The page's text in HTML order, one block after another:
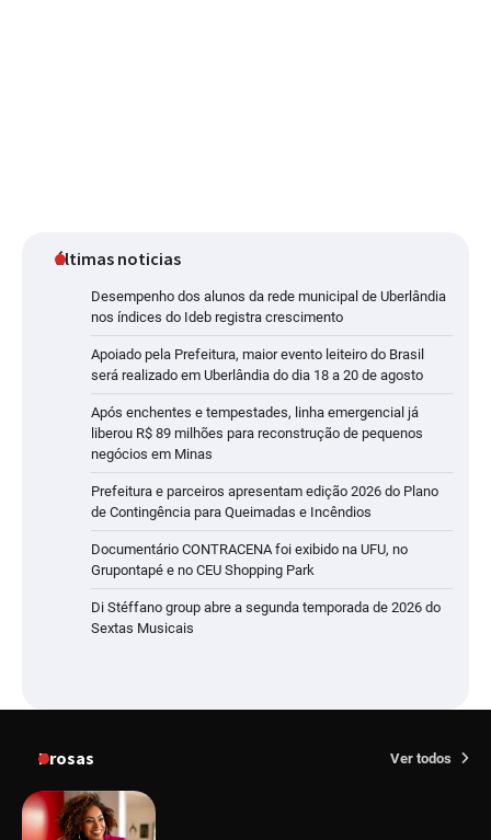
últimas noticias
Desempenho dos alunos da rede municipal de Uberlândia
nos índices do Ideb registra crescimento
Apoiado pela Prefeitura, maior evento leiteiro do Brasil
será realizado em Uberlândia do dia 18 a 20 de agosto
Após enchentes e tempestades, linha emergencial já
liberou R$ 89 milhões para reconstrução de pequenos
negócios em Minas
Prefeitura e parceiros apresentam edição 2026 do Plano
de Contingência para Queimadas e Incêndios
Documentário CONTRACENA foi exibido na UFU, no
Grupontapé e no CEU Shopping Park
Di Stéffano group abre a segunda temporada de 2026 do
Sextas Musicais
Prosas Ver todos